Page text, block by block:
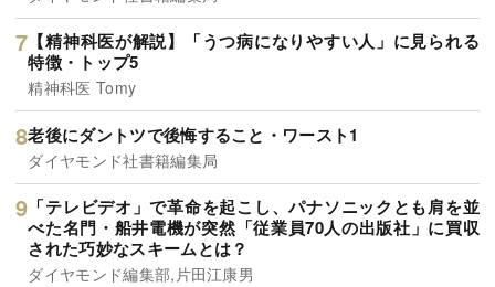
【精神科医が解説】「うつ病になりやすい人」に見られる
特徴・トップ5
精神科医 Tomy
老後にダントツで後悔すること・ワースト1
ダイヤモンド社書籍編集局
「テレビデオ」で革命を起こし、パナソニックとも肩を並
べた名門・船井電機が突然「従業員70人の出版社」に買収
された巧妙なスキームとは？
ダイヤモンド編集部,片田江康男